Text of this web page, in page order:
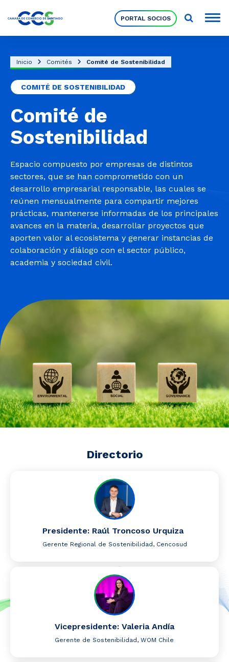
PORTAL SOCIOS
Nuestra Institución
Pilares Estratégicos
Comités de Trabajo
Eventos
Noticias y Estudios
CAM Santiago
Unidades de Servicios
Inicio Comités Comité de Sostenibilidad
COMITÉ DE SOSTENIBILIDAD
Comité de
Sostenibilidad
Espacio compuesto por empresas de distintos
sectores, que se han comprometido con un
desarrollo empresarial responsable, las cuales se
reúnen mensualmente para compartir mejores
prácticas, mantenerse informadas de los principales
avances en la materia, desarrollar proyectos que
aporten valor al ecosistema y generar instancias de
colaboración y diálogo con el sector público,
academia y sociedad civil.
Directorio
Presidente: Raúl Troncoso Urquiza
Gerente Regional de Sostenibilidad, Cencosud
Vicepresidente: Valeria Andía
Gerente de Sostenibilidad, WOM Chile